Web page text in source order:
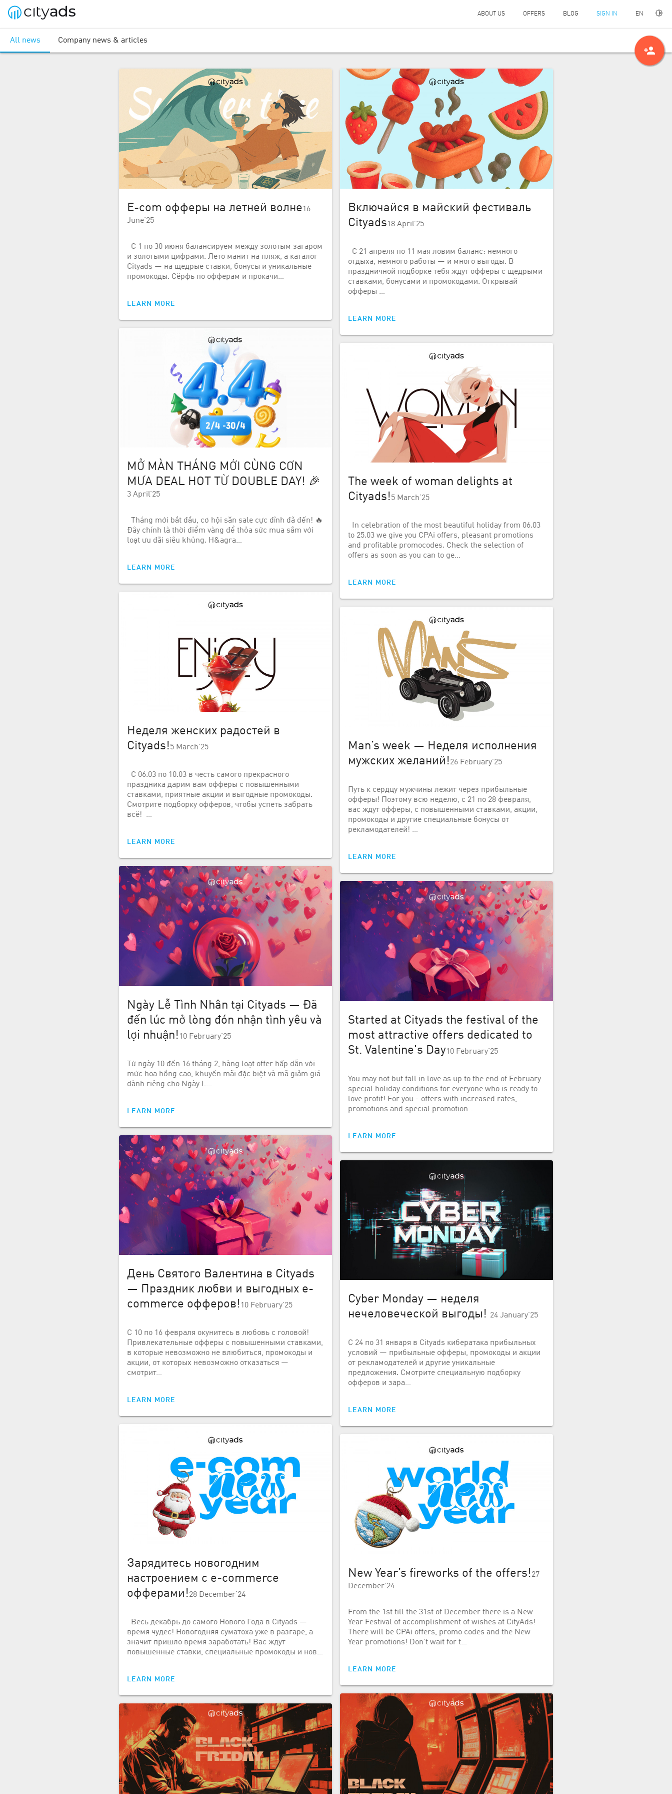
ABOUT US OFFERS BLOG SIGN IN EN
All news Company news & articles
E-com офферы на летней волне16
June’25
С 1 по 30 июня балансируем между золотым загаром
и золотыми цифрами. Лето манит на пляж, а каталог
Cityads — на щедрые ставки, бонусы и уникальные
промокоды. Сёрфь по офферам и прокачи…
LEARN MORE
MỞ MÀN THÁNG MỚI CÙNG CƠN
MƯA DEAL HOT TỪ DOUBLE DAY! 🎉
3 April’25
Tháng mới bắt đầu, cơ hội săn sale cực đỉnh đã đến! 🔥
Đây chính là thời điểm vàng để thỏa sức mua sắm với
loạt ưu đãi siêu khủng. H&agra…
LEARN MORE
Неделя женских радостей в
Cityads!5 March’25
С 06.03 по 10.03 в честь самого прекрасного
праздника дарим вам офферы с повышенными
ставками, приятные акции и выгодные промокоды.
Смотрите подборку офферов, чтобы успеть забрать
всё! …
LEARN MORE
Ngày Lễ Tình Nhân tại Cityads — Đã
đến lúc mở lòng đón nhận tình yêu và
lợi nhuận! 10 February’25
Từ ngày 10 đến 16 tháng 2, hàng loạt offer hấp dẫn với
mức hoa hồng cao, khuyến mãi đặc biệt và mã giảm giá
dành riêng cho Ngày L…
LEARN MORE
День Святого Валентина в Cityads
— Праздник любви и выгодных e-
commerce офферов! 10 February’25
С 10 по 16 февраля окунитесь в любовь с головой!
Привлекательные офферы с повышенными ставками,
в которые невозможно не влюбиться, промокоды и
акции, от которых невозможно отказаться —
смотрит…
LEARN MORE
Зарядитесь новогодним
настроением с e-commerce
офферами!28 December’24
Весь декабрь до самого Нового Года в Cityads —
время чудес! Новогодняя суматоха уже в разгаре, а
значит пришло время заработать! Вас ждут
повышенные ставки, специальные промокоды и нов…
LEARN MORE
Включайся в майский фестиваль
Cityads18 April’25
С 21 апреля по 11 мая ловим баланс: немного
отдыха, немного работы — и много выгоды. В
праздничной подборке тебя ждут офферы с щедрыми
ставками, бонусами и промокодами. Открывай
офферы …
LEARN MORE
The week of woman delights at
Cityads!5 March’25
In celebration of the most beautiful holiday from 06.03
to 25.03 we give you CPAi offers, pleasant promotions
and profitable promocodes. Check the selection of
offers as soon as you can to ge…
LEARN MORE
Man’s week — Неделя исполнения
мужских желаний!26 February’25
Путь к сердцу мужчины лежит через прибыльные
офферы! Поэтому всю неделю, с 21 по 28 февраля,
вас ждут офферы, с повышенными ставками, акции,
промокоды и другие специальные бонусы от
рекламодателей! …
LEARN MORE
Started at Cityads the festival of the
most attractive offers dedicated to
St. Valentine's Day10 February’25
You may not but fall in love as up to the end of February
special holiday conditions for everyone who is ready to
love profit! For you - offers with increased rates,
promotions and special promotion…
LEARN MORE
Cyber Monday — неделя
нечеловеческой выгоды! 24 January’25
С 24 по 31 января в Cityads кибератака прибыльных
условий — прибыльные офферы, промокоды и акции
от рекламодателей и другие уникальные
предложения. Смотрите специальную подборку
офферов и зара…
LEARN MORE
New Year’s fireworks of the offers!27
December’24
From the 1st till the 31st of December there is a New
Year Festival of accomplishment of wishes at CityAds!
There will be CPAi offers, promo codes and the New
Year promotions! Don’t wait for t…
LEARN MORE
person_add